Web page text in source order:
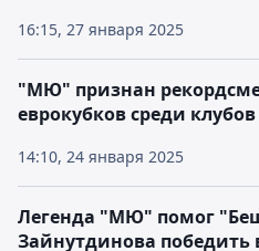
16:15, 27 января 2025
14:10, 24 января 2025
"МЮ" признан
еврокубков среди
Легенда "МЮ" помог
Зайнутдинова победить